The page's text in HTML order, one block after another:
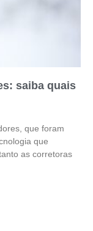
saiba quais
que foram
que
as corretoras